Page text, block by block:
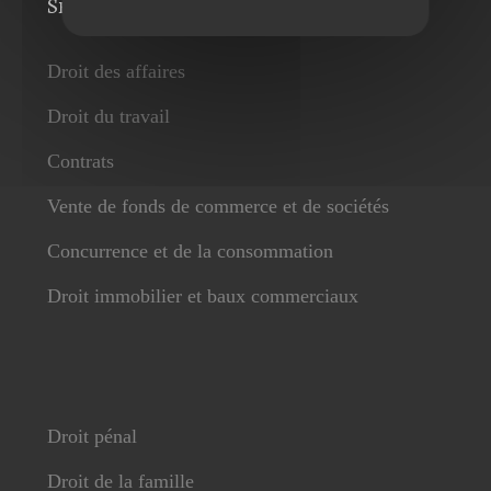
Services
Droit des affaires
Droit du travail
Contrats
Vente de fonds de commerce et de sociétés
Concurrence et de la consommation
Droit immobilier et baux commerciaux
Droit pénal
Droit de la famille